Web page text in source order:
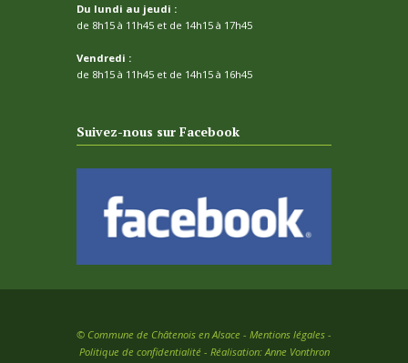
Du lundi au jeudi :
de 8h15 à 11h45 et de 14h15 à 17h45
Vendredi :
de 8h15 à 11h45 et de 14h15 à 16h45
Suivez-nous sur Facebook
© Commune de Châtenois en Alsace - Mentions légales -
Politique de confidentialité - Réalisation: Anne Vonthron